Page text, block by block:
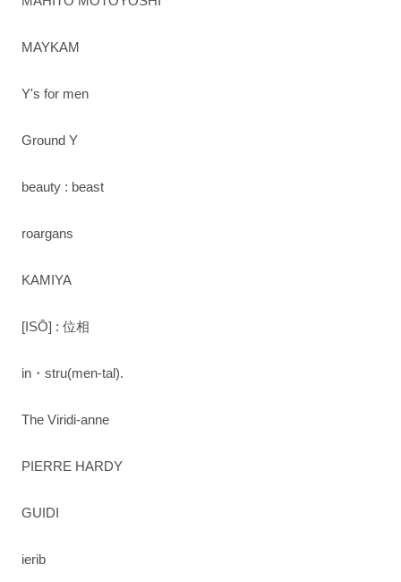
MAYKAM
Y's for men
Ground Y
beauty : beast
roargans
KAMIYA
[ISŌ] : 位相
in・stru(men-tal).
The Viridi-anne
PIERRE HARDY
GUIDI
ierib